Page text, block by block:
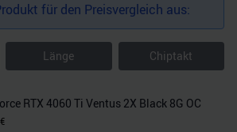
für den Preisvergleich aus:
Länge Chiptakt
RTX 4060 Ti Ventus 2X Black 8G OC
€